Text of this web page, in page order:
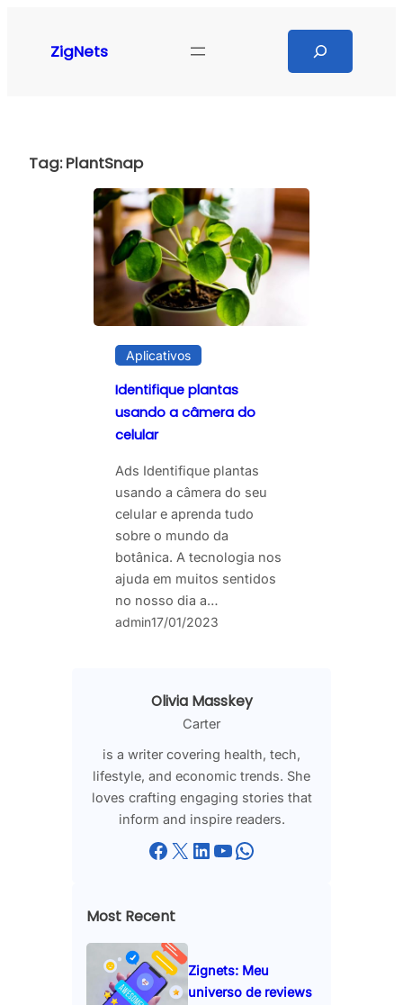
ZigNets
Tag:PlantSnap
Aplicativos
Identifique plantas
usando a câmera do
celular
Ads Identifique plantas
usando a câmera do seu
celular e aprenda tudo
sobre o mundo da
botânica. A tecnologia nos
ajuda em muitos sentidos
no nosso dia a…
admin17/01/2023
Olivia Masskey
Carter
is a writer covering health, tech,
lifestyle, and economic trends. She
loves crafting engaging stories that
inform and inspire readers.
Facebook X LinkedIn YouTube WhatsApp
Most Recent
Zignets: Meu
universo de reviews